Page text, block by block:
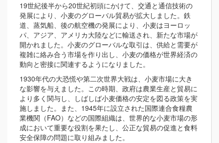
19世紀後半から20世紀初頭にかけて、交通と通信技術の
発展により、小麦のグローバル貿易が拡大しました。鉄
道、蒸気船、後の航空機の発展により、小麦はヨーロッ
パ、アジア、アメリカ大陸などに輸送され、新たな市場が
開かれました。小麦のグローバルな取引は、供給と需要が
複雑に絡み合う市場を作り出し、小麦の価格が世界経済の
動向と密接に関連するようになりました。
1930年代の大恐慌や第二次世界大戦は、小麦市場に大き
な影響を与えました。この時期、政府は農業生産と貿易に
より多く関与し、しばしば小麦価格の安定を図る政策を実
施しました。また、1945年に設立された国際連合食糧農
業機関（FAO）などの国際組織は、世界的な小麦市場の形
成において重要な役割を果たし、公正な貿易の促進と食料
安全保障の問題に取り組みました。